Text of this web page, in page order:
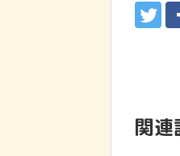
関連